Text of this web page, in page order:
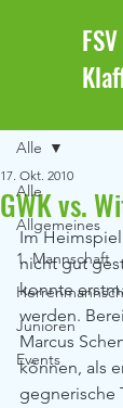
Alle
Allgemeines
1. Mannschaft
Junioren
Events
Alle
GWK vs.
17. Okt. 2010
Im
nicht gut
konnte
werden.
Marcus
können, als
gegnerische